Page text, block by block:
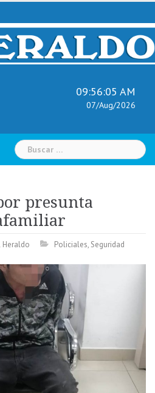
09:56:06 AM
07/Aug/2026
Buscar:
presunta
Heraldo Policiales, Seguridad